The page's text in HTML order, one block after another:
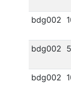
bdg002
bdg002
bdg002